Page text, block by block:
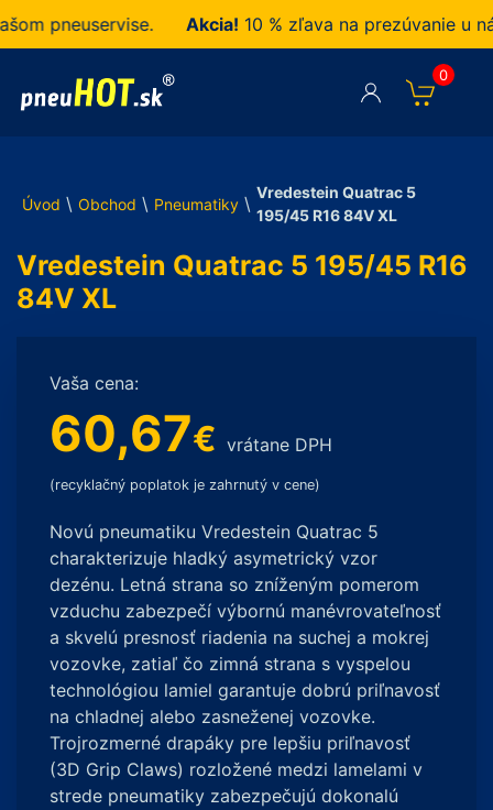
pneuservise. Akcia!10 % zľava na prezúvanie u nás
0
Úvod \ Obchod \ Pneumatiky \
Vredestein Quatrac 5
195/45 R16 84V XL
Vredestein Quatrac 5 195/45 R16
84V XL
Vaša cena:
60,67€ vrátane DPH
(recyklačný poplatok je zahrnutý v cene)
Novú pneumatiku Vredestein Quatrac 5
charakterizuje hladký asymetrický vzor
dezénu. Letná strana so zníženým pomerom
vzduchu zabezpečí výbornú manévrovateľnosť
a skvelú presnosť riadenia na suchej a mokrej
vozovke, zatiaľ čo zimná strana s vyspelou
technológiou lamiel garantuje dobrú priľnavosť
na chladnej alebo zasneženej vozovke.
Trojrozmerné drapáky pre lepšiu priľnavosť
(3D Grip Claws) rozložené medzi lamelami v
strede pneumatiky zabezpečujú dokonalú